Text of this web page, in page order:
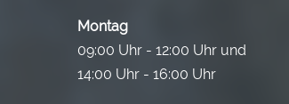
Montag
09:00 Uhr - 12:00 Uhr und
14:00 Uhr - 16:00 Uhr